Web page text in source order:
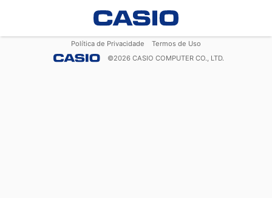
Política de Privacidade
Termos de Uso
©2026 CASIO COMPUTER CO., LTD.